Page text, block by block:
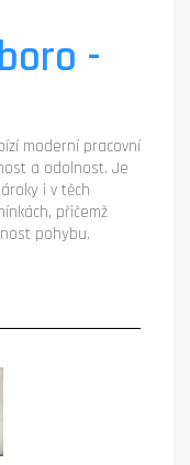
-
moderní pracovní
a odolnost. Je
i v těch
přičemž
pohybu.